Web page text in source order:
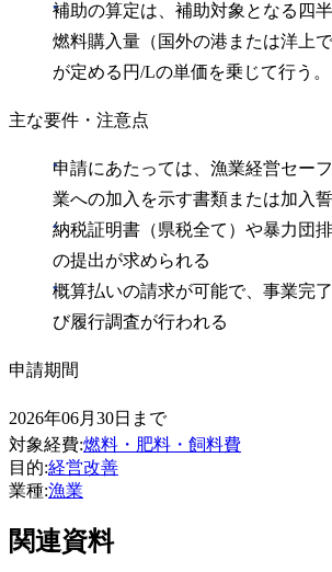
補助の算定は、補助対象となる四
燃料購入量（国外の港または洋上
が定める円/Lの単価を乗じて行う。
主な要件・注意点
申請にあたっては、漁業経営セー
業への加入を示す書類または加入
納税証明書（県税全て）や暴力団
の提出が求められる
概算払いの請求が可能で、事業完
び履行調査が行われる
申請期間
2026年06月30日まで
対象経費:燃料・肥料・飼料費
目的:経営改善
業種:漁業
関連資料